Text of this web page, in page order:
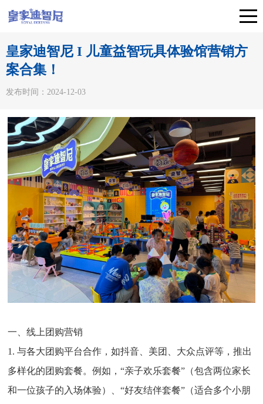
皇家迪智尼 I 儿童益智玩具体验馆营销方
案合集！
发布时间：2024-12-03
一、线上团购营销
1. 与各大团购平台合作，如抖音、美团、大众点评等，推出
多样化的团购套餐。例如，“亲子欢乐套餐”（包含两位家长
和一位孩子的入场体验）、“好友结伴套餐”（适合多个小朋